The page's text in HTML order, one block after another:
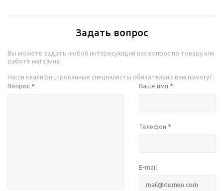
Задать вопрос
Вы можете задать любой интересующий вас вопрос по товару или
работе магазина.
Наши квалифицированные специалисты обязательно вам помогут.
Вопрос * Ваше имя *
Телефон *
E-mail